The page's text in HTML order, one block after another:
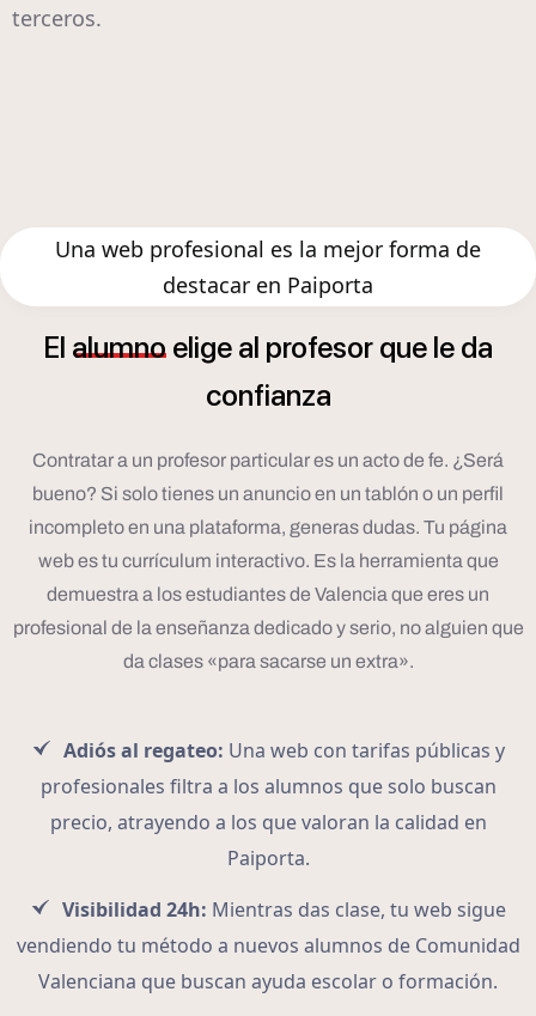
terceros.
Una web profesional es la mejor forma de
destacar en Paiporta
El alumno elige al profesor que le da
confianza
Contratar a un profesor particular es un acto de fe. ¿Será
bueno? Si solo tienes un anuncio en un tablón o un perfil
incompleto en una plataforma, generas dudas. Tu página
web es tu currículum interactivo. Es la herramienta que
demuestra a los estudiantes de Valencia que eres un
profesional de la enseñanza dedicado y serio, no alguien que
da clases «para sacarse un extra».
Adiós al regateo: Una web con tarifas públicas y
profesionales filtra a los alumnos que solo buscan
precio, atrayendo a los que valoran la calidad en
Paiporta.
Visibilidad 24h: Mientras das clase, tu web sigue
vendiendo tu método a nuevos alumnos de Comunidad
Valenciana que buscan ayuda escolar o formación.